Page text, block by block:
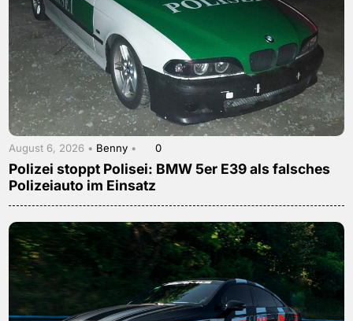
August 6, 2026 • Benny • 0
Polizei stoppt Polisei: BMW 5er E39 als falsches
Polizeiauto im Einsatz